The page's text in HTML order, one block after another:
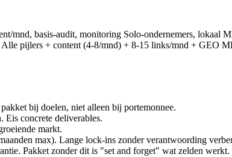
mnd, basis-audit, monitoring Solo-ondernemers, lokaal
pijlers + content (4-8/mnd) + 8-15 links/mnd + GEO
bij doelen, niet alleen bij portemonnee.
concrete deliverables.
markt.
max). Lange lock-ins zonder verantwoording
Pakket zonder dit is "set and forget" wat zelden werkt.